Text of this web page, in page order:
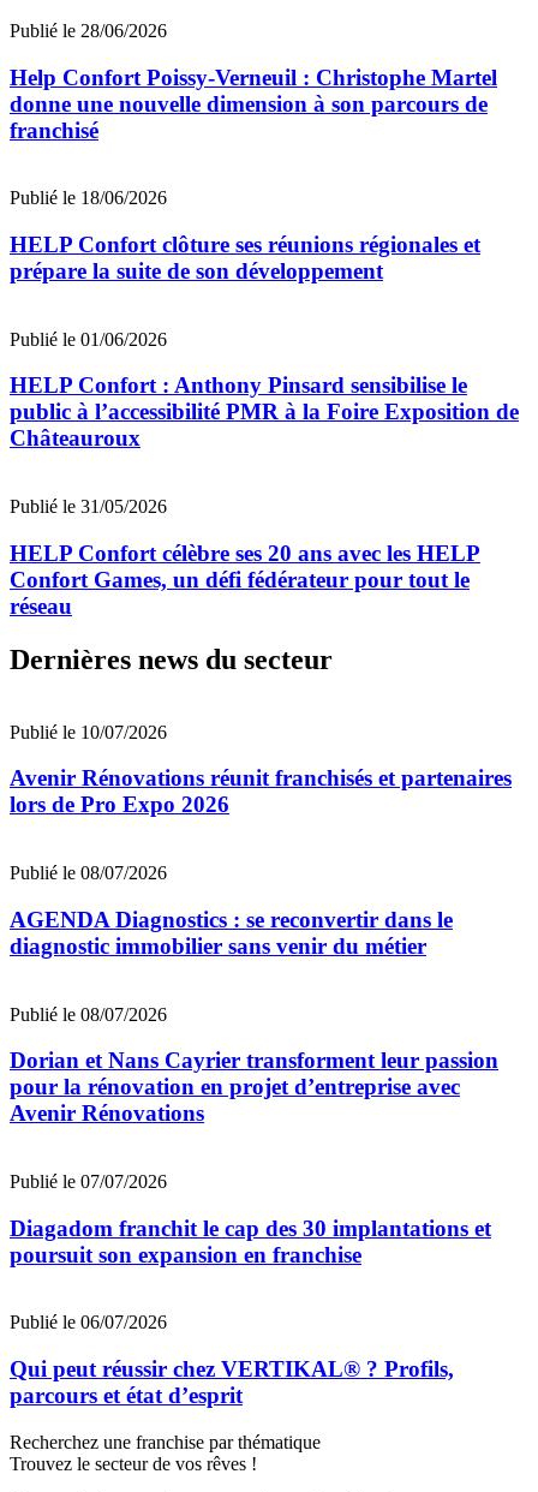
Publié le 28/06/2026
Help Confort Poissy-Verneuil : Christophe Martel
donne une nouvelle dimension à son parcours de
franchisé
Publié le 18/06/2026
HELP Confort clôture ses réunions régionales et
prépare la suite de son développement
Publié le 01/06/2026
HELP Confort : Anthony Pinsard sensibilise le
public à l’accessibilité PMR à la Foire Exposition de
Châteauroux
Publié le 31/05/2026
HELP Confort célèbre ses 20 ans avec les HELP
Confort Games, un défi fédérateur pour tout le
réseau
Dernières news du secteur
Publié le 10/07/2026
Avenir Rénovations réunit franchisés et partenaires
lors de Pro Expo 2026
Publié le 08/07/2026
AGENDA Diagnostics : se reconvertir dans le
diagnostic immobilier sans venir du métier
Publié le 08/07/2026
Dorian et Nans Cayrier transforment leur passion
pour la rénovation en projet d’entreprise avec
Avenir Rénovations
Publié le 07/07/2026
Diagadom franchit le cap des 30 implantations et
poursuit son expansion en franchise
Publié le 06/07/2026
Qui peut réussir chez VERTIKAL® ? Profils,
parcours et état d’esprit
Recherchez une franchise par thématique
Trouvez le secteur de vos rêves !